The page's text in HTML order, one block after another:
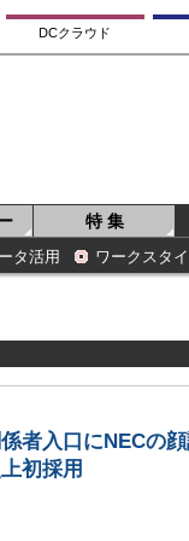
DCクラウド
特 集
タ活用 ワークスタ
者入口にNECの
初採用